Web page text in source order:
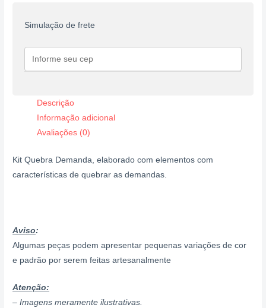
Simulação de frete
Descrição
Informação adicional
Avaliações (0)
Kit Quebra Demanda, elaborado com elementos com
características de quebrar as demandas.
Aviso:
Algumas peças podem apresentar pequenas variações de cor
e padrão por serem feitas artesanalmente
Atenção:
– Imagens meramente ilustrativas.